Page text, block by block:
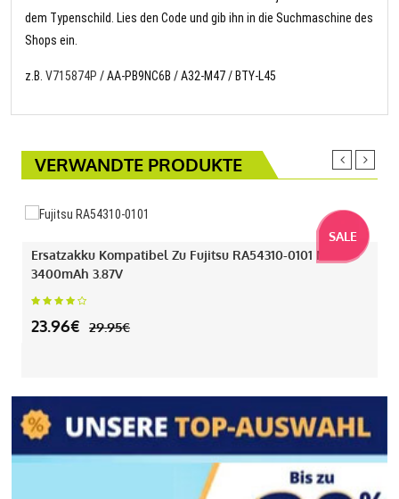
dem Typenschild. Lies den Code und gib ihn in die Suchmaschine des
Shops ein.
z.B. V715874P / AA-PB9NC6B / A32-M47 / BTY-L45
VERWANDTE PRODUKTE
SALE
Ersatzakku Kompatibel Zu Fujitsu RA54310-0101 Mit
3400mAh 3.87V
23.96€ 29.95€